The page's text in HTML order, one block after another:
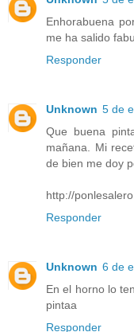
Enhorabuena
me ha salido
Responder
Unknown 5 de
Que buena
mañana. Mi
de bien me doy
http://
Responder
Unknown 6 de
En el horno lo
pintaa
Responder